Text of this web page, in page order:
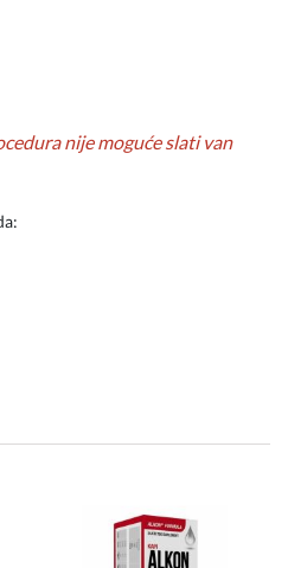
nije moguće slati van